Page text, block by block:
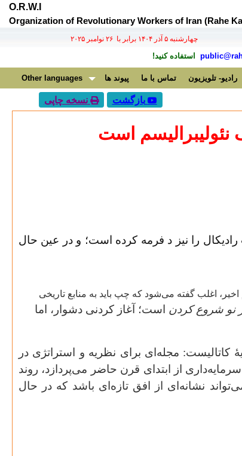
O.R.W.I
Organization of Revolutionary Workers of Iran (Rahe
چهارشنبه ۵ آذر ۱۴۰۴ برابر با ۲۶ نوامبر ۲۰۲۵
استفاده کنید!
رادیو- تلویزیون تماس با ما پیوند ها Other languages
بازگشت نسخه چاپی
است
را نیز د فرمه کرده است؛ و در عین حال
اغلب گفته می‌شود که چپ باید به منابع تاریخی
نو شروع کردن است؛ آغاز کردنی دشوار، اما
کاتالیست: مجله‌ای برای نظریه و استراتژی در
از ابتدای قرن حاضر می‌پردازد، روند
نشانه‌ای از افق تازه‌ای باشد که در حال